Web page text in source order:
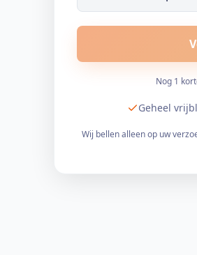
Nog 1
Geheel
Wij bellen alleen op uw